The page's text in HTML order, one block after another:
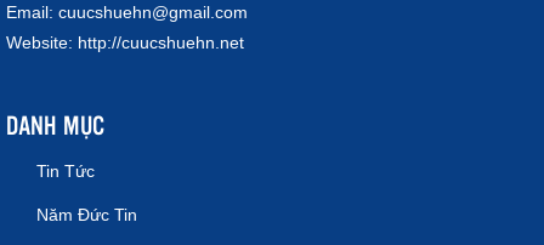
Email: cuucshuehn@gmail.com
Website: http://cuucshuehn.net
DANH MỤC
Tin Tức
Năm Đức Tin